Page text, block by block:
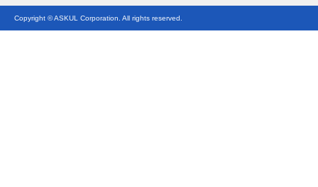
Copyright © ASKUL Corporation. All rights reserved.